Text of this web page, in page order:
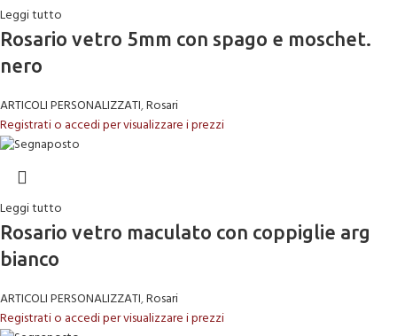
Leggi tutto
Rosario vetro 5mm con spago e moschet.
nero
ARTICOLI PERSONALIZZATI,Rosari
Registrati o accedi per visualizzare i prezzi
Leggi tutto
Rosario vetro maculato con coppiglie arg
bianco
ARTICOLI PERSONALIZZATI,Rosari
Registrati o accedi per visualizzare i prezzi